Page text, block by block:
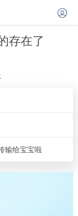
存在了
输给宝宝啦